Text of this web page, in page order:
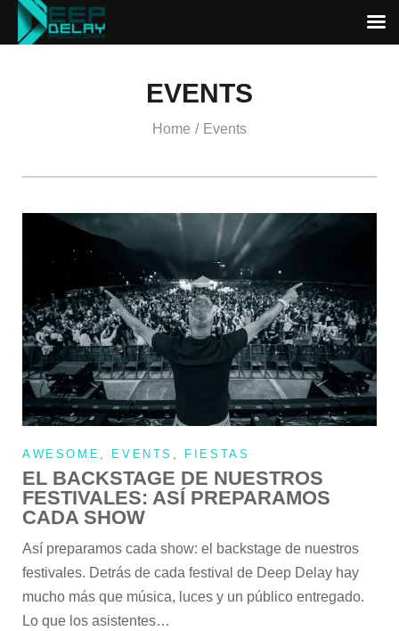
EVENTS
Home / Events
AWESOME , EVENTS , FIESTAS
EL BACKSTAGE DE NUESTROS
FESTIVALES: ASÍ PREPARAMOS
CADA SHOW
Así preparamos cada show: el backstage de nuestros
festivales. Detrás de cada festival de Deep Delay hay
mucho más que música, luces y un público entregado.
Lo que los asistentes…